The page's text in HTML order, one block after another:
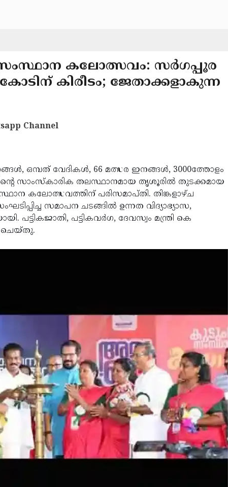
സംസ്ഥാന കലോത്സവം: സര്‍ഗപ്പൂര
കിരീടം; ജേതാക്കളാകുന്ന
Channel
ഒമ്പത് വേദികള്‍, 66 മത്സര ഇനങ്ങള്‍, 3000ത്തോളം
സാംസ്‌കാരിക തലസ്ഥാനമായ തൃശൂരില്‍ തുടക്കമായ
കലോത്സവത്തിന് പരിസമാപ്തി. തിങ്കളാഴ്ച
സമാപന ചടങ്ങില്‍ ഉന്നത വിദ്യാഭ്യാസ,
പട്ടികജാതി, പട്ടികവര്‍ഗ, ദേവസ്വം മന്ത്രി കെ
ചെയ്തു.